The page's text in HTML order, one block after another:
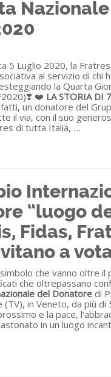
5 Luglio 2020, la
al servizio di chi
la Quarta
❤️ LA STORIA DI
un donatore del
il via, con il suo
di tutta Italia, ...
“luogo
Fidas,
a
che vanno oltre
che oltrepassano
del Donatore di
(TV), in Veneto, da più di
e la pace,
in un luogo